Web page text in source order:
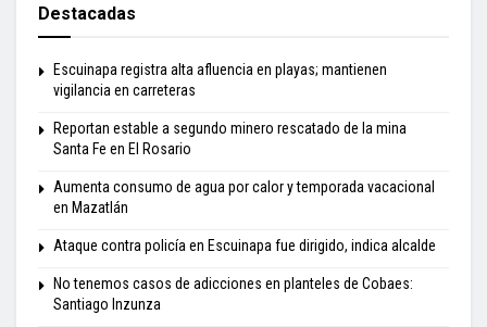
Destacadas
Escuinapa registra alta afluencia en playas; mantienen
vigilancia en carreteras
Reportan estable a segundo minero rescatado de la mina
Santa Fe en El Rosario
Aumenta consumo de agua por calor y temporada vacacional
en Mazatlán
Ataque contra policía en Escuinapa fue dirigido, indica alcalde
No tenemos casos de adicciones en planteles de Cobaes:
Santiago Inzunza